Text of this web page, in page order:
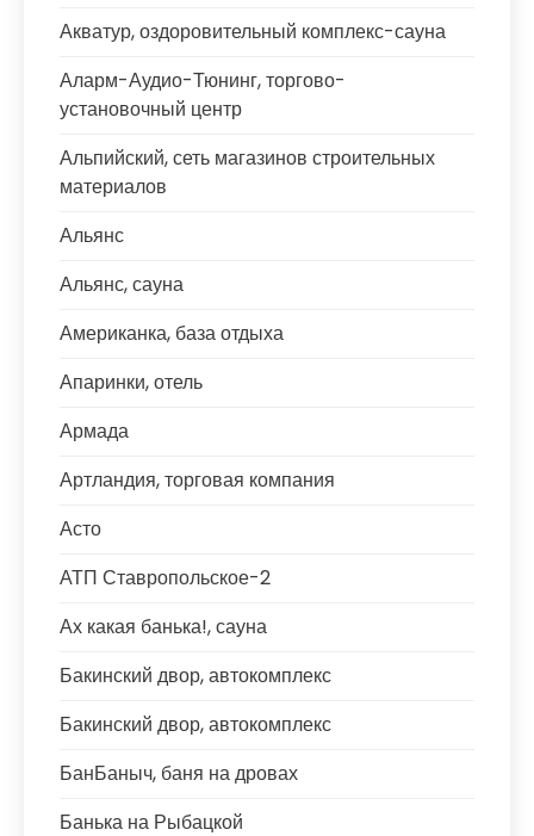
Акватур, оздоровительный комплекс-сауна
Аларм-Аудио-Тюнинг, торгово-
установочный центр
Альпийский, сеть магазинов строительных
материалов
Альянс
Альянс, сауна
Американка, база отдыха
Апаринки, отель
Армада
Артландия, торговая компания
Асто
АТП Ставропольское-2
Ах какая банька!, сауна
Бакинский двор, автокомплекс
Бакинский двор, автокомплекс
БанБаныч, баня на дровах
Банька на Рыбацкой